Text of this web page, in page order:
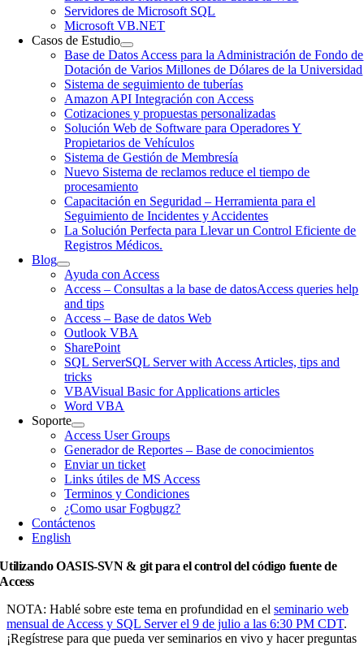
Servidores de Microsoft SQL
Microsoft VB.NET
Casos de Estudio
Base de Datos Access para la Administración de Fondo de
Dotación de Varios Millones de Dólares de la Universidad
Sistema de seguimiento de tuberías
Amazon API Integración con Access
Cotizaciones y propuestas personalizadas
Solución Web de Software para Operadores Y
Propietarios de Vehículos
Sistema de Gestión de Membresía
Nuevo Sistema de reclamos reduce el tiempo de
procesamiento
Capacitación en Seguridad – Herramienta para el
Seguimiento de Incidentes y Accidentes
La Solución Perfecta para Llevar un Control Eficiente de
Registros Médicos.
Blog
Ayuda con Access
Access – Consultas a la base de datosAccess queries help
and tips
Access – Base de datos Web
Outlook VBA
SharePoint
SQL ServerSQL Server with Access Articles, tips and
tricks
VBAVisual Basic for Applications articles
Word VBA
Soporte
Access User Groups
Generador de Reportes – Base de conocimientos
Enviar un ticket
Links útiles de MS Access
Terminos y Condiciones
¿Como usar Fogbugz?
Contáctenos
English
Utilizando OASIS-SVN & git para el control del código fuente de
Access
NOTA: Hablé sobre este tema en profundidad en el seminario web
mensual de Access y SQL Server el 9 de julio a las 6:30 PM CDT.
¡Regístrese para que pueda ver seminarios en vivo y hacer preguntas